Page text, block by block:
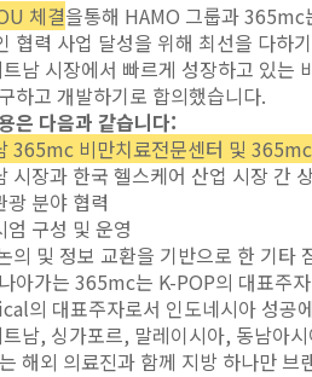
체결을통해 HAMO 그룹과365mc
협력 사업 달성을 위해 최선을 다하
남 시장에서 빠르게 성장하고 있는
하고 개발하기로 합의했습니다.
은 다음과 같습니다:
365mc 비만치료전문센터 및
시장과 한국 헬스케어 산업 시장 간
광 분야 협력
엄 구성 및 운영
의 및 정보 교환을 기반으로 한 기타
아가는 365mc는 K-POP의 대표주
의 대표주자로서 인도네시아 성공
남, 싱가포르, 말레이시아, 동남아
는 해외 의료진과 함께 지방 하나만